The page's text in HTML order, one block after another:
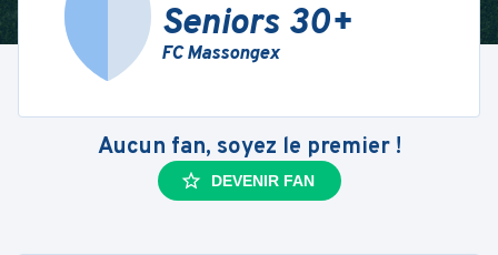
Seniors 30+
FC Massongex
Aucun fan, soyez le premier !
DEVENIR FAN